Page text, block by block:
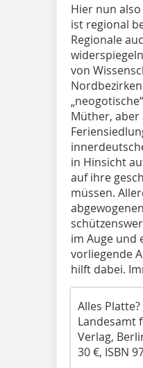
Hier nun
ist regional
Regionale
von
Müther, aber
in Hinsicht
auf ihre
müssen.
im Auge und
vorliegende
hilft dabei.
Alles
Landesamt
Verlag,
30 €, ISBN